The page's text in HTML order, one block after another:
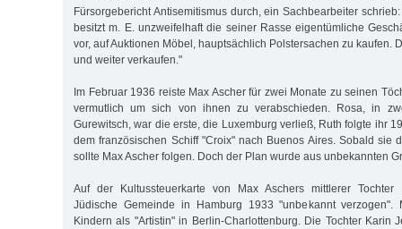
Fürsorgebericht Antisemitismus durch, ein Sachbearbeiter
besitzt m. E. unzweifelhaft die seiner Rasse eigentümliche
vor, auf Auktionen Möbel, hauptsächlich Polstersachen zu kaufen.
und weiter verkaufen."
Im Februar 1936 reiste Max Ascher für zwei Monate zu seinen
vermutlich um sich von ihnen zu verabschieden. Rosa, in
Gurewitsch, war die erste, die Luxemburg verließ, Ruth folgte ihr
dem französischen Schiff "Croix" nach Buenos Aires. Sobald sie
sollte Max Ascher folgen. Doch der Plan wurde aus unbekannten
Auf der Kultussteuerkarte von Max Aschers mittlerer Tochter
Jüdische Gemeinde in Hamburg 1933 "unbekannt verzogen".
Kindern als "Artistin" in Berlin-Charlottenburg. Die Tochter Karin